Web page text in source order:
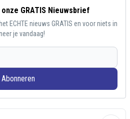
GRATIS Nieuwsbrief
ECHTE nieuws GRATIS en voor niets in
je vandaag!
Abonneren